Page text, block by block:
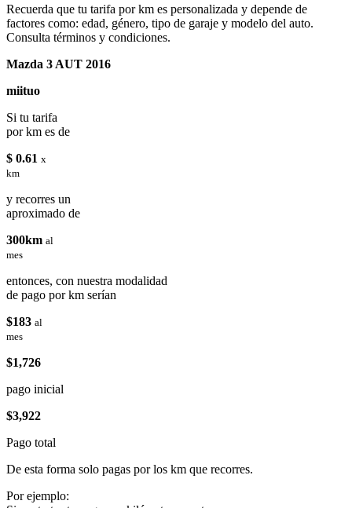
Recuerda que tu tarifa por km es personalizada y depende de
factores como: edad, género, tipo de garaje y modelo del auto.
Consulta términos y condiciones.
Mazda 3 AUT 2016
miituo
Si tu tarifa
por km es de
$ 0.61 x
km
y recorres un
aproximado de
300km al
mes
entonces, con nuestra modalidad
de pago por km serían
$183 al
mes
$1,726
pago inicial
$3,922
Pago total
De esta forma solo pagas por los km que recorres.
Por ejemplo: